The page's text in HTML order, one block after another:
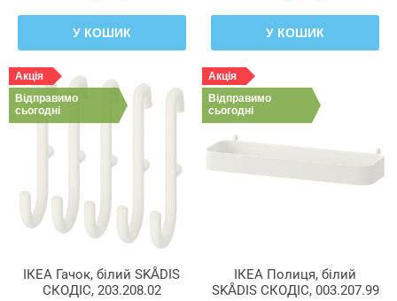
У КОШИК У КОШИК
Акція
Відправимо
сьогодні
ІКЕА Гачок, білий SKÅDIS
СКОДІС, 203.208.02
Акція
Відправимо
сьогодні
ІКЕА Полиця, білий
SKÅDIS СКОДІС, 003.207.99